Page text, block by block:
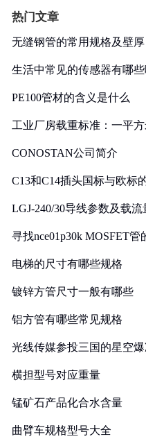
热门文章
无缝钢管的常用规格及壁厚
生活中常见的传感器有哪
PE100管材的含义是什么
工业厂房载重标准：一平
CONOSTAN公司简介
C13和C14插头国标与欧标
LGJ-240/30导线参数及载流
寻找nce01p30k MOSFET
电梯的尺寸有哪些规格
镀锌方管尺寸一般有哪些
铝方管有哪些常见规格
光线传媒参投三国的星空
横担型号对应重量
锰矿石产品化合水含量
曲臂车规格型号大全